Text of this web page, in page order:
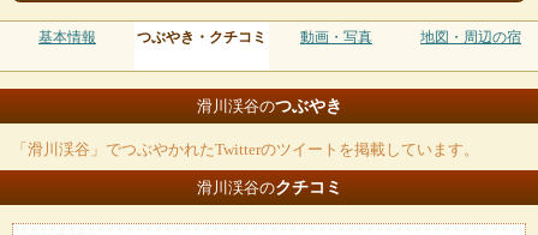
基本情報 つぶやき・クチコミ 動画・写真 地図・周辺の宿
滑川渓谷のつぶやき
「滑川渓谷」でつぶやかれたTwitterのツイートを掲載しています。
滑川渓谷のクチコミ